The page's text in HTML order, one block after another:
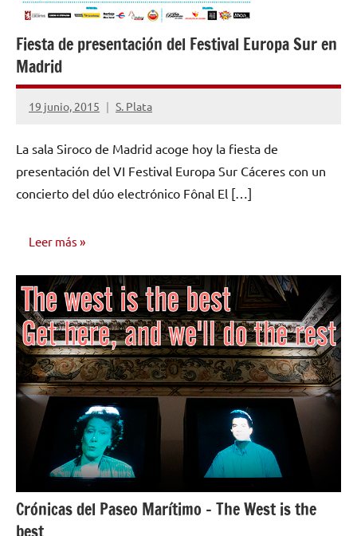
Fiesta de presentación del Festival Europa Sur en
Madrid
19 junio, 2015 S. Plata
No
comentarios
La sala Siroco de Madrid acoge hoy la fiesta de
presentación del VI Festival Europa Sur Cáceres con un
concierto del dúo electrónico Fônal El […]
Leer más
NOTICIAS
Crónicas del Paseo Marítimo – The West is the